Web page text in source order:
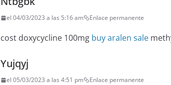
el 04/03/2023 a las 5:16 am Enlace permanente
cost doxycycline 100mg buy aralen sale
Yujqyj
el 05/03/2023 a las 4:51 pm Enlace permanente